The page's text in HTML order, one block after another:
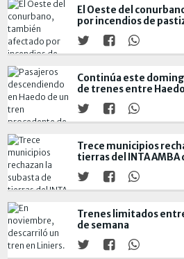
El Oeste del
por incendios de
Continúa este
de trenes entre
Trece municipios
tierras del INTA
Trenes limitados
de semana